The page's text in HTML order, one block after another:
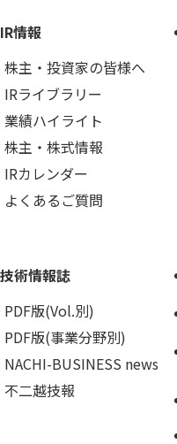
IR情報
株主・投資家の皆様へ
IRライブラリー
業績ハイライト
株主・株式情報
IRカレンダー
よくあるご質問
技術情報誌
PDF版(Vol.別)
PDF版(事業分野別)
NACHI-BUSINESS news
不二越技報